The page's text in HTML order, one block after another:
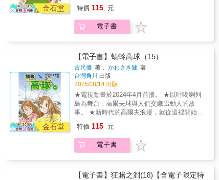
金石堂
人在最終組展開激烈的第一名爭奪戰。受颱風
般的強風影響，三人紛紛失誤掉分。而前一組
的蜻蛉則是順利發揮，也打入了這三人的爭奪
Furusawa/Golf Digest Sha
特價 115 元
電子書
金石堂
【電子書】蜻蛉高球（15）
古尺優 著 、かわさき健 著
台灣角川 出版
2025/08/14 出版
★電視動畫於2024年4月首播。 ★以吐噶喇列
島為舞台，高爾夫球與人們交織出動人的故
事。 ★新時代的高爾夫浪漫，就從這裡開始。
戰到最後一刻的「九州女子錦標賽」以誰也沒
預料到的驚人結果落幕。五十嵐邀請與蜻蛉成
為「盟友」的檜前往吐噶喇。在那裡，檜看到
Digest Sha
特價 115 元
電子書
【電子書】狂賭之淵(18)【含電子限定特